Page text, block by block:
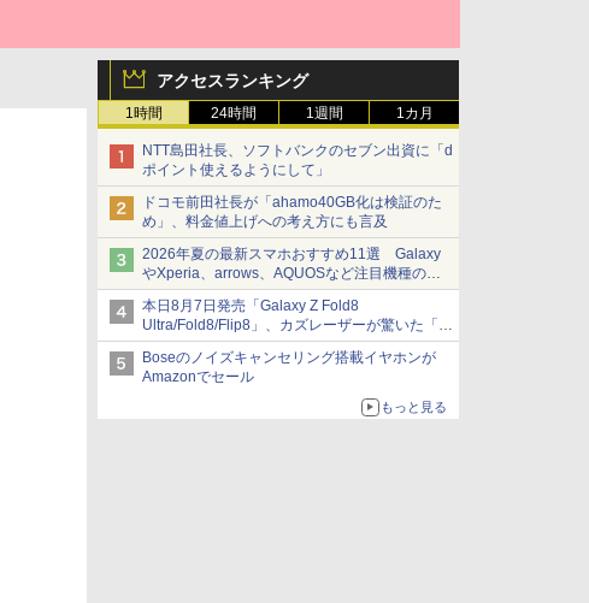
アクセスランキング
1時間 24時間 1週間 1カ月
NTT島田社長、ソフトバンクのセブン出資に「d
ポイント使えるようにして」
ドコモ前田社長が「ahamo40GB化は検証のた
め」、料金値上げへの考え方にも言及
2026年夏の最新スマホおすすめ11選 Galaxy
やXperia、arrows、AQUOSなど注目機種の特
徴は
本日8月7日発売「Galaxy Z Fold8
Ultra/Fold8/Flip8」、カズレーザーが驚いた「そ
ば屋のメニュー並みの薄さ」
Boseのノイズキャンセリング搭載イヤホンが
Amazonでセール
もっと見る